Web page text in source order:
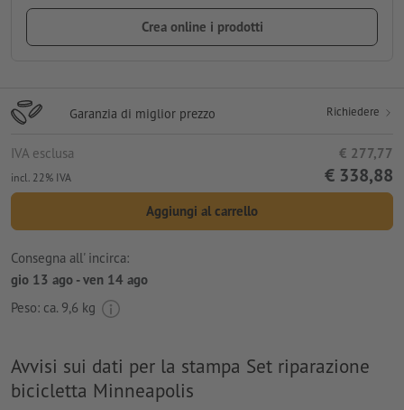
Crea online i prodotti
Garanzia di miglior prezzo Richiedere
IVA esclusa € 277,77
incl. 22% IVA € 338,88
Aggiungi al carrello
Consegna all' incirca:
gio 13 ago - ven 14 ago
Peso: ca. 9,6 kg
Avvisi sui dati per la stampa Set riparazione
bicicletta Minneapolis